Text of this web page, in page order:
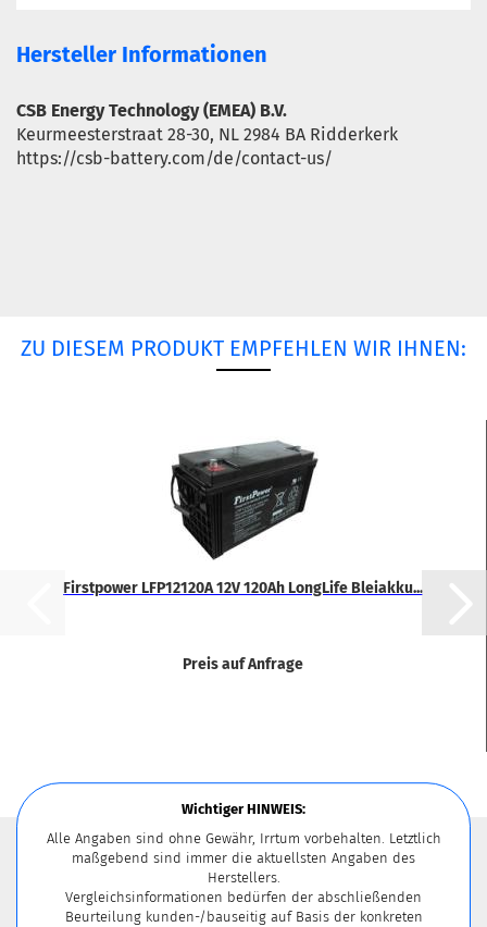
Hersteller Informationen
CSB Energy Technology (EMEA) B.V.
Keurmeesterstraat 28-30, NL 2984 BA Ridderkerk
https://csb-battery.com/de/contact-us/
ZU DIESEM PRODUKT EMPFEHLEN WIR IHNEN:
First­power LFP12120A 12V 120Ah Lon­g­Li­fe Blei­ak­ku...
Preis auf Anfrage
Wichtiger HINWEIS:
Alle Angaben sind ohne Gewähr, Irrtum vorbehalten. Letztlich
maßgebend sind immer die aktuellsten Angaben des
Herstellers.
Vergleichsinformationen bedürfen der abschließenden
Beurteilung kunden-/bauseitig auf Basis der konkreten